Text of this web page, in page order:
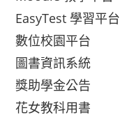
EasyTest 學習平台
數位校園平台
圖書資訊系統
獎助學金公告
花女教科用書